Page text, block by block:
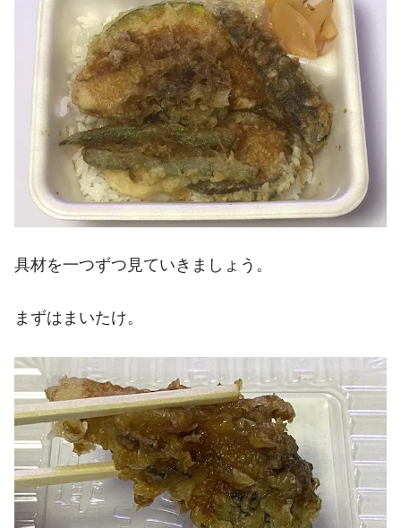
具材を一つずつ見ていきましょう。
まずはまいたけ。